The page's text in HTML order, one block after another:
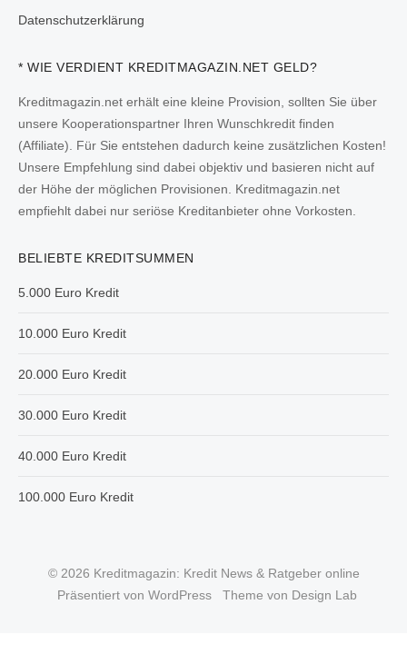
Datenschutzerklärung
* WIE VERDIENT KREDITMAGAZIN.NET GELD?
Kreditmagazin.net erhält eine kleine Provision, sollten Sie über
unsere Kooperationspartner Ihren Wunschkredit finden
(Affiliate). Für Sie entstehen dadurch keine zusätzlichen Kosten!
Unsere Empfehlung sind dabei objektiv und basieren nicht auf
der Höhe der möglichen Provisionen. Kreditmagazin.net
empfiehlt dabei nur seriöse Kreditanbieter ohne Vorkosten.
BELIEBTE KREDITSUMMEN
5.000 Euro Kredit
10.000 Euro Kredit
20.000 Euro Kredit
30.000 Euro Kredit
40.000 Euro Kredit
100.000 Euro Kredit
© 2026 Kreditmagazin: Kredit News & Ratgeber online
Präsentiert von WordPress
Theme von Design Lab